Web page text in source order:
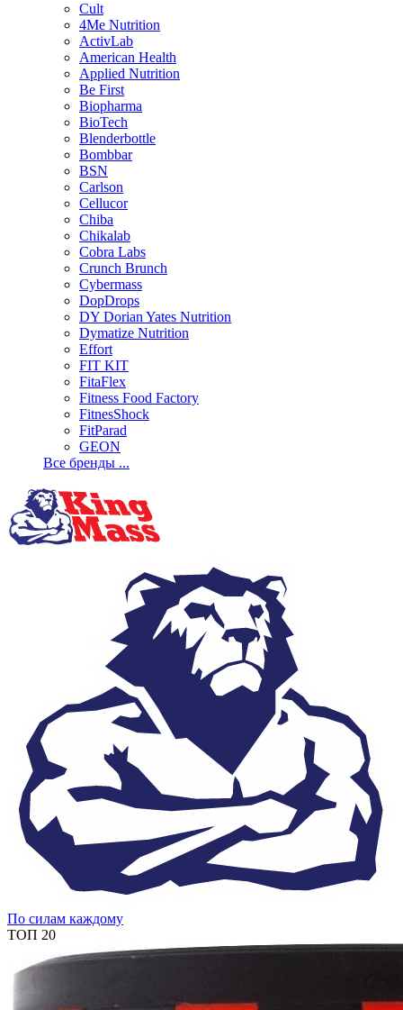
Cult
4Me Nutrition
ActivLab
American Health
Applied Nutrition
Be First
Biopharma
BioTech
Blenderbottle
Bombbar
BSN
Carlson
Cellucor
Chiba
Chikalab
Cobra Labs
Crunch Brunch
Cybermass
DopDrops
DY Dorian Yates Nutrition
Dymatize Nutrition
Effort
FIT KIT
FitaFlex
Fitness Food Factory
FitnesShock
FitParad
GEON
Все бренды ...
По силам каждому
ТОП 20